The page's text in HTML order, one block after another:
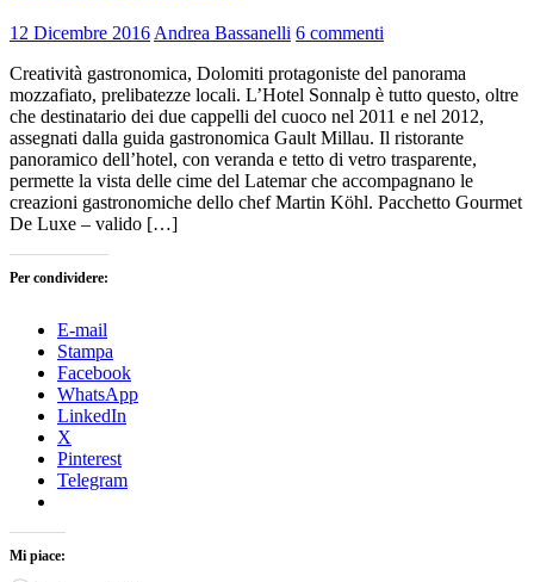
12 Dicembre 2016 Andrea Bassanelli 6 commenti
Creatività gastronomica, Dolomiti protagoniste del panorama
mozzafiato, prelibatezze locali. L’Hotel Sonnalp è tutto questo, oltre
che destinatario dei due cappelli del cuoco nel 2011 e nel 2012,
assegnati dalla guida gastronomica Gault Millau. Il ristorante
panoramico dell’hotel, con veranda e tetto di vetro trasparente,
permette la vista delle cime del Latemar che accompagnano le
creazioni gastronomiche dello chef Martin Köhl. Pacchetto Gourmet
De Luxe – valido […]
Per condividere:
E-mail
Stampa
Facebook
WhatsApp
LinkedIn
X
Pinterest
Telegram
Mi piace: